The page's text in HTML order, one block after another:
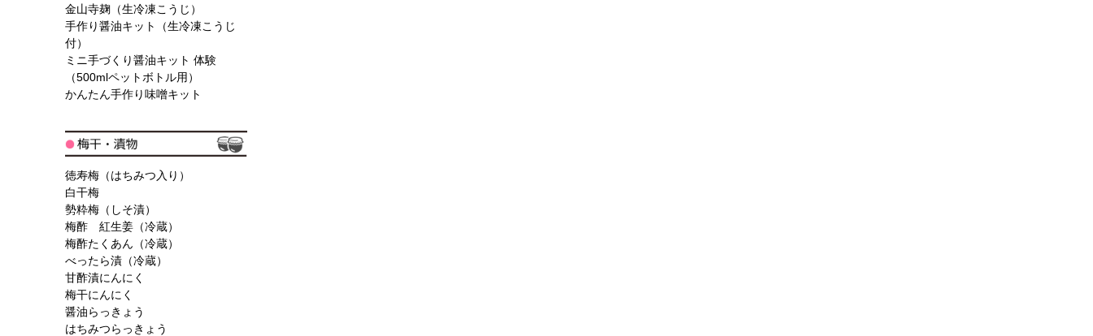
金山寺麹（生冷凍こうじ）
手作り醤油キット（生冷凍こうじ
付）
ミニ手づくり醤油キット 体験
（500mlペットボトル用）
かんたん手作り味噌キット
徳寿梅（はちみつ入り）
白干梅
勢粋梅（しそ漬）
梅酢 紅生姜（冷蔵）
梅酢たくあん（冷蔵）
べったら漬（冷蔵）
甘酢漬にんにく
梅干にんにく
醤油らっきょう
はちみつらっきょう